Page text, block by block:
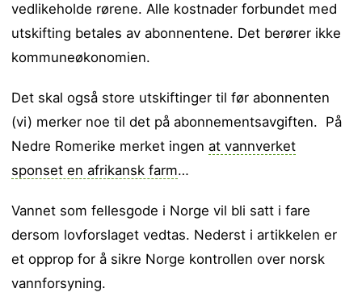
vedlikeholde rørene. Alle kostnader forbundet med
utskifting betales av abonnentene. Det berører ikke
kommuneøkonomien.
Det skal også store utskiftinger til før abonnenten
(vi) merker noe til det på abonnementsavgiften. På
Nedre Romerike merket ingenat vannverket
sponset en afrikansk farm…
Vannet som fellesgode i Norge vil bli satt i fare
dersom lovforslaget vedtas. Nederst i artikkelen er
et opprop for å sikre Norge kontrollen over norsk
vannforsyning.